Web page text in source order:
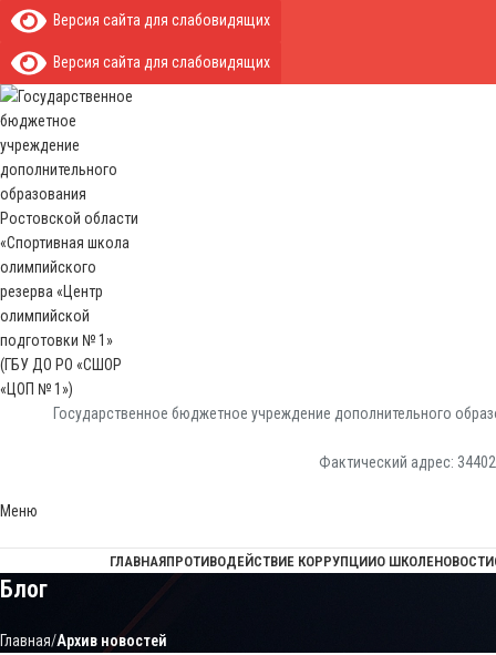
Версия сайта для слабовидящих
Версия сайта для слабовидящих
Государственное бюджетное учреждение дополнительного
Фактический адрес:
Меню
ГЛАВНАЯПРОТИВОДЕЙСТВИЕ КОРРУПЦИИО ШКОЛЕНОВОСТИ
Блог
Главная Архив новостей